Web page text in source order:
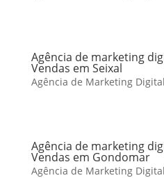
Agência de marketing
Vendas em Seixal
Agência de Marketing
Agência de marketing
Vendas em Gondomar
Agência de Marketing